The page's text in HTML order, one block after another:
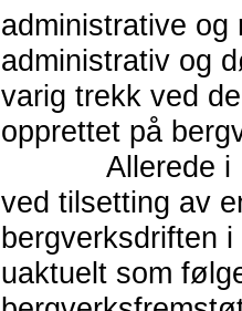
administrative og
administrativ og
varig trekk ved
opprettet på
Allerede i
ved tilsetting av
bergverksdriften
uaktuelt som